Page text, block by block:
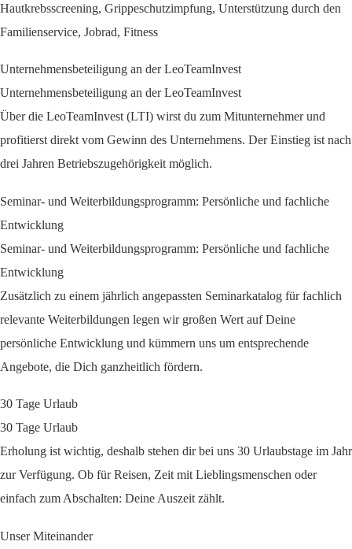
Hautkrebsscreening, Grippeschutzimpfung, Unterstützung durch den
Familienservice, Jobrad, Fitness
Unternehmensbeteiligung an der LeoTeamInvest
Unternehmensbeteiligung an der LeoTeamInvest
Über die LeoTeamInvest (LTI) wirst du zum Mitunternehmer und
profitierst direkt vom Gewinn des Unternehmens. Der Einstieg ist nach
drei Jahren Betriebszugehörigkeit möglich.
Seminar- und Weiterbildungsprogramm: Persönliche und fachliche
Entwicklung
Seminar- und Weiterbildungsprogramm: Persönliche und fachliche
Entwicklung
Zusätzlich zu einem jährlich angepassten Seminarkatalog für fachlich
relevante Weiterbildungen legen wir großen Wert auf Deine
persönliche Entwicklung und kümmern uns um entsprechende
Angebote, die Dich ganzheitlich fördern.
30 Tage Urlaub
30 Tage Urlaub
Erholung ist wichtig, deshalb stehen dir bei uns 30 Urlaubstage im Jahr
zur Verfügung. Ob für Reisen, Zeit mit Lieblingsmenschen oder
einfach zum Abschalten: Deine Auszeit zählt.
Unser Miteinander